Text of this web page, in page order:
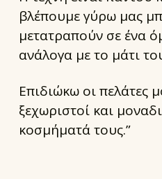
βλέπουμε γύρω μας
μετατραπούν σε ένα
ανάλογα με το μάτι
Επιδιώκω οι πελάτες
ξεχωριστοί και
κοσμήματά τους.”